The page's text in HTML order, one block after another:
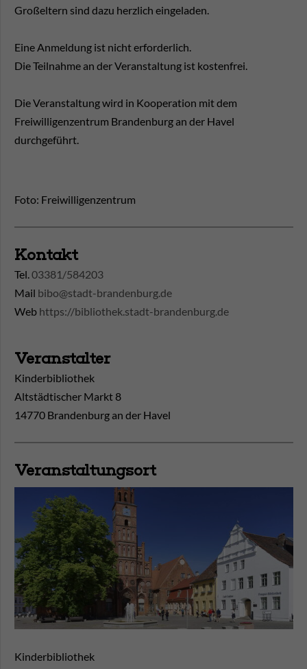
Großeltern sind dazu herzlich eingeladen.
Eine Anmeldung ist nicht erforderlich.
Die Teilnahme an der Veranstaltung ist kostenfrei.
Die Veranstaltung wird in Kooperation mit dem
Freiwilligenzentrum Brandenburg an der Havel
durchgeführt.
Foto: Freiwilligenzentrum
Kontakt
Tel. 03381/584203
Mail bibo@stadt-brandenburg.de
Web https://bibliothek.stadt-brandenburg.de
Veranstalter
Kinderbibliothek
Altstädtischer Markt 8
14770 Brandenburg an der Havel
Veranstaltungsort
Kinderbibliothek